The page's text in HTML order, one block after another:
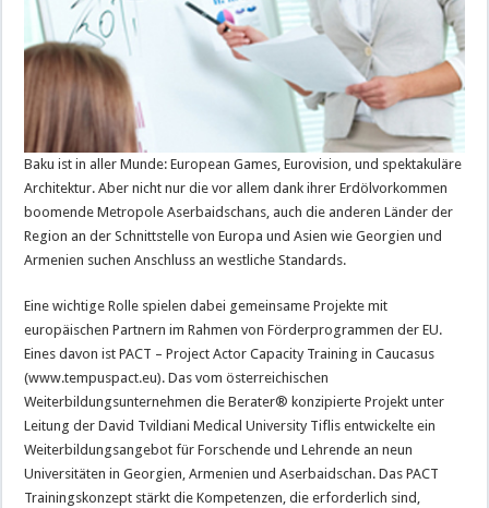
Baku ist in aller Munde: European Games, Eurovision, und spektakuläre
Architektur. Aber nicht nur die vor allem dank ihrer Erdölvorkommen
boomende Metropole Aserbaidschans, auch die anderen Länder der
Region an der Schnittstelle von Europa und Asien wie Georgien und
Armenien suchen Anschluss an westliche Standards.
Eine wichtige Rolle spielen dabei gemeinsame Projekte mit
europäischen Partnern im Rahmen von Förderprogrammen der EU.
Eines davon ist PACT – Project Actor Capacity Training in Caucasus
(www.tempuspact.eu). Das vom österreichischen
Weiterbildungsunternehmen die Berater® konzipierte Projekt unter
Leitung der David Tvildiani Medical University Tiflis entwickelte ein
Weiterbildungsangebot für Forschende und Lehrende an neun
Universitäten in Georgien, Armenien und Aserbaidschan. Das PACT
Trainingskonzept stärkt die Kompetenzen, die erforderlich sind,